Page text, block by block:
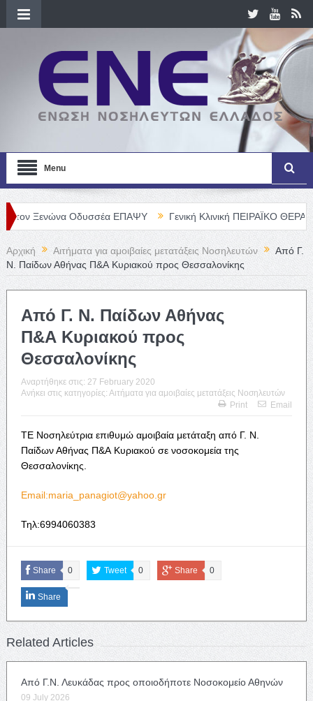
Menu
Οδυσσέα ΕΠΑΨΥ Γενική Κλινική ΠΕΙΡΑΪΚΟ
Αρχική Αιτήματα για αμοιβαίες μετατάξεις Νοσηλευτών
Από Γ.
Ν. Παίδων Αθήνας Π&Α Κυριακού προς Θεσσαλονίκης
Από Γ. Ν. Παίδων Αθήνας
Π&Α Κυριακού προς
Θεσσαλονίκης
Αναρτήθηκε στις: 27 February 2020
Ανήκει στις κατηγορίες: Αιτήματα για αμοιβαίες μετατάξεις Νοσηλευτών
Print
Email
ΤΕ Νοσηλεύτρια επιθυμώ αμοιβαία μετάταξη από Γ. Ν.
Παίδων Αθήνας Π&Α Κυριακού σε νοσοκομεία της
Θεσσαλονίκης.
Email:maria_panagiot@yahoo.gr
Τηλ:6994060383
Share 0 Tweet 0 Share 0
Share
Related Articles
Από Γ.Ν. Λευκάδας προς οποιοδήποτε Νοσοκομείο Αθηνών
09 July 2026